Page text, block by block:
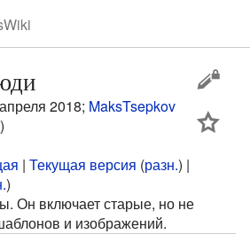
2018; MaksTsepkov
)
| Текущая версия (разн.) |
)
Он включает старые, но не
и изображений.